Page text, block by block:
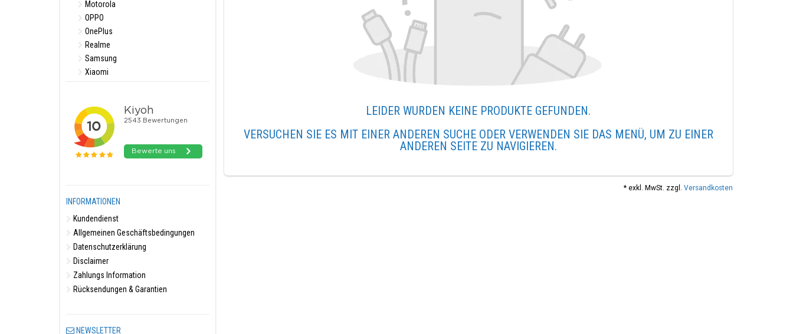
Motorola
OPPO
OnePlus
Realme
Samsung
Xiaomi
INFORMATIONEN
Kundendienst
Allgemeinen Geschäftsbedingungen
Datenschutzerklärung
Disclaimer
Zahlungs Information
Rücksendungen & Garantien
NEWSLETTER
LEIDER WURDEN KEINE PRODUKTE GEFUNDEN.
VERSUCHEN SIE ES MIT EINER ANDEREN SUCHE ODER VERWENDEN SIE DAS MENÜ, UM ZU EINER
ANDEREN SEITE ZU NAVIGIEREN.
* exkl. MwSt. zzgl. Versandkosten